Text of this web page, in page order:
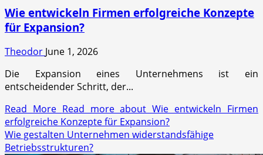
Wie entwickeln Firmen erfolgreiche Konzepte
für Expansion?
Theodor June 1, 2026
Die Expansion eines Unternehmens ist ein
entscheidender Schritt, der...
Read More Read more about Wie entwickeln Firmen
erfolgreiche Konzepte für Expansion?
Wie gestalten Unternehmen widerstandsfähige
Betriebsstrukturen?